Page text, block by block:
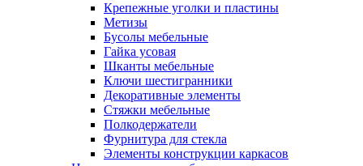
Крепежные уголки и пластины
Метизы
Бусолы мебельные
Гайка усовая
Шканты мебельные
Ключи шестигранники
Декоративные элементы
Стяжки мебельные
Полкодержатели
Фурнитура для стекла
Элементы конструкции каркасов